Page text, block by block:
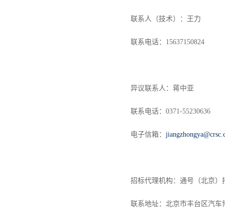
联系人（技术）：王力
联系电话： 15637150824
异议联系人：蒋中亚
联系电话： 0371-55230636
电子信箱：
招标代理机构：通号（北京）
联系地址：北京市丰台区汽车